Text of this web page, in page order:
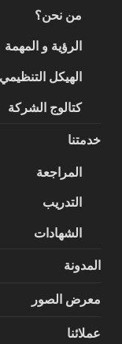
من نحن؟
الرؤية و المهمة
الهيكل التنظيمي
كتالوج الشركة
خدمتنا
المراجعة
التدريب
الشهادات
المدونة
معرض الصور
عملائنا